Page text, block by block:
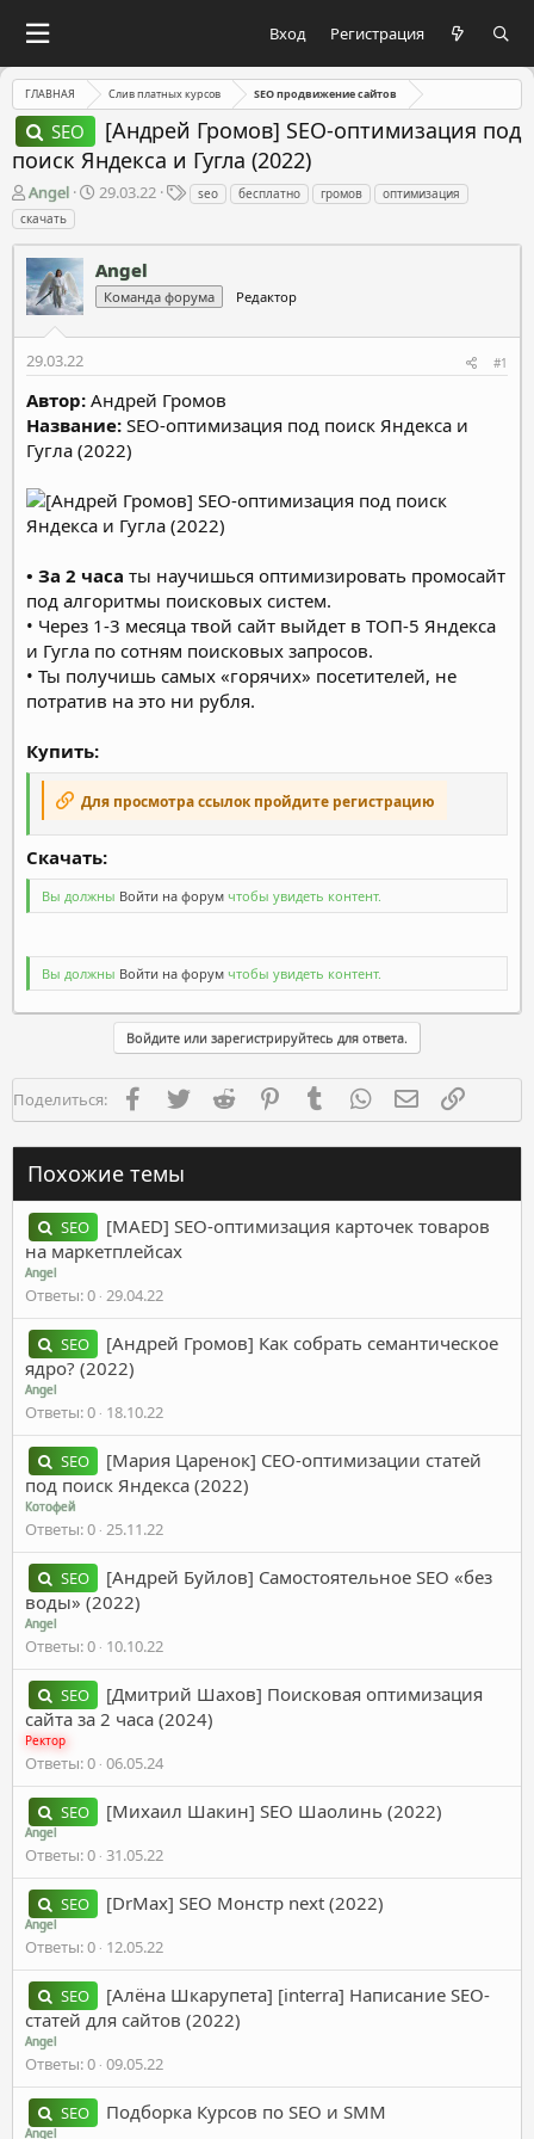
Вход Регистрация
ГЛАВНАЯ Слив платных курсов SEO продвижение сайтов
SEO
[Андрей Громов] SEO-оптимизация под
поиск Яндекса и Гугла (2022)
А
в
т
о
р
т
е
м
ы
Angel
Д
н
а
а
29.03.22
Тseo бесплатно громов
оптимизация
скачать
Angel
Команда форума Редактор
29.03.22 #1
Автор: Андрей Громов
Название: SEO-оптимизация под поиск Яндекса и
Гугла (2022)
• За 2 часа ты научишься оптимизировать промосайт
под алгоритмы поисковых систем.
• Через 1-3 месяца твой сайт выйдет в ТОП-5 Яндекса
и Гугла по сотням поисковых запросов.
• Ты получишь самых «горячих» посетителей, не
потратив на это ни рубля.
Купить:
Для просмотра ссылок пройдите регистрацию
Скачать:​
Вы должны Войти на форум чтобы увидеть контент.
Вы должны Войти на форум чтобы увидеть контент.
Войдите или зарегистрируйтесь для ответа.
Поделиться: FacebookTwitter Reddit PinterestTumblr WhatsAppЭлектронная
Похожие темы
SEO
[MAED] SEO-оптимизация карточек товаров
на маркетплейсах
Angel
Ответы 0 29.04.22
SEO
[Андрей Громов] Как собрать семантическое
ядро? (2022)
Angel
Ответы 0 18.10.22
SEO
[Мария Царенок] СЕО-оптимизации статей
под поиск Яндекса (2022)
Котофей
Ответы 0 25.11.22
SEO
[Андрей Буйлов] Самостоятельное SEO «без
воды» (2022)
Angel
Ответы 0 10.10.22
SEO
[Дмитрий Шахов] Поисковая оптимизация
сайта за 2 часа (2024)
Ректор
Ответы 0 06.05.24
SEO [Михаил Шакин] SEO Шаолинь (2022)
Angel
Ответы 0 31.05.22
SEO [DrMax] SEO Монстр next (2022)
Angel
Ответы 0 12.05.22
SEO
[Алёна Шкарупета] [interra] Написание SEO-
статей для сайтов (2022)
Angel
Ответы 0 09.05.22
SEO Подборка Курсов по SEO и SMM
Angel